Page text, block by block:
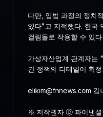
다만, 입법 과정의 정치
있다"고 지적했다. 한국
걸림돌로 작용할 수 있
가상자산업계 관계자는
간 정책의 디테일이 확
elikim@fnnews.com 김
※ 저작권자 ⓒ 파이낸셜